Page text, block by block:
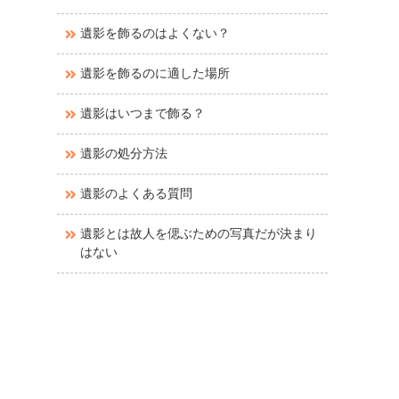
遺影を飾るのはよくない？
遺影を飾るのに適した場所
遺影はいつまで飾る？
遺影の処分方法
遺影のよくある質問
遺影とは故人を偲ぶための写真だが決まり
はない